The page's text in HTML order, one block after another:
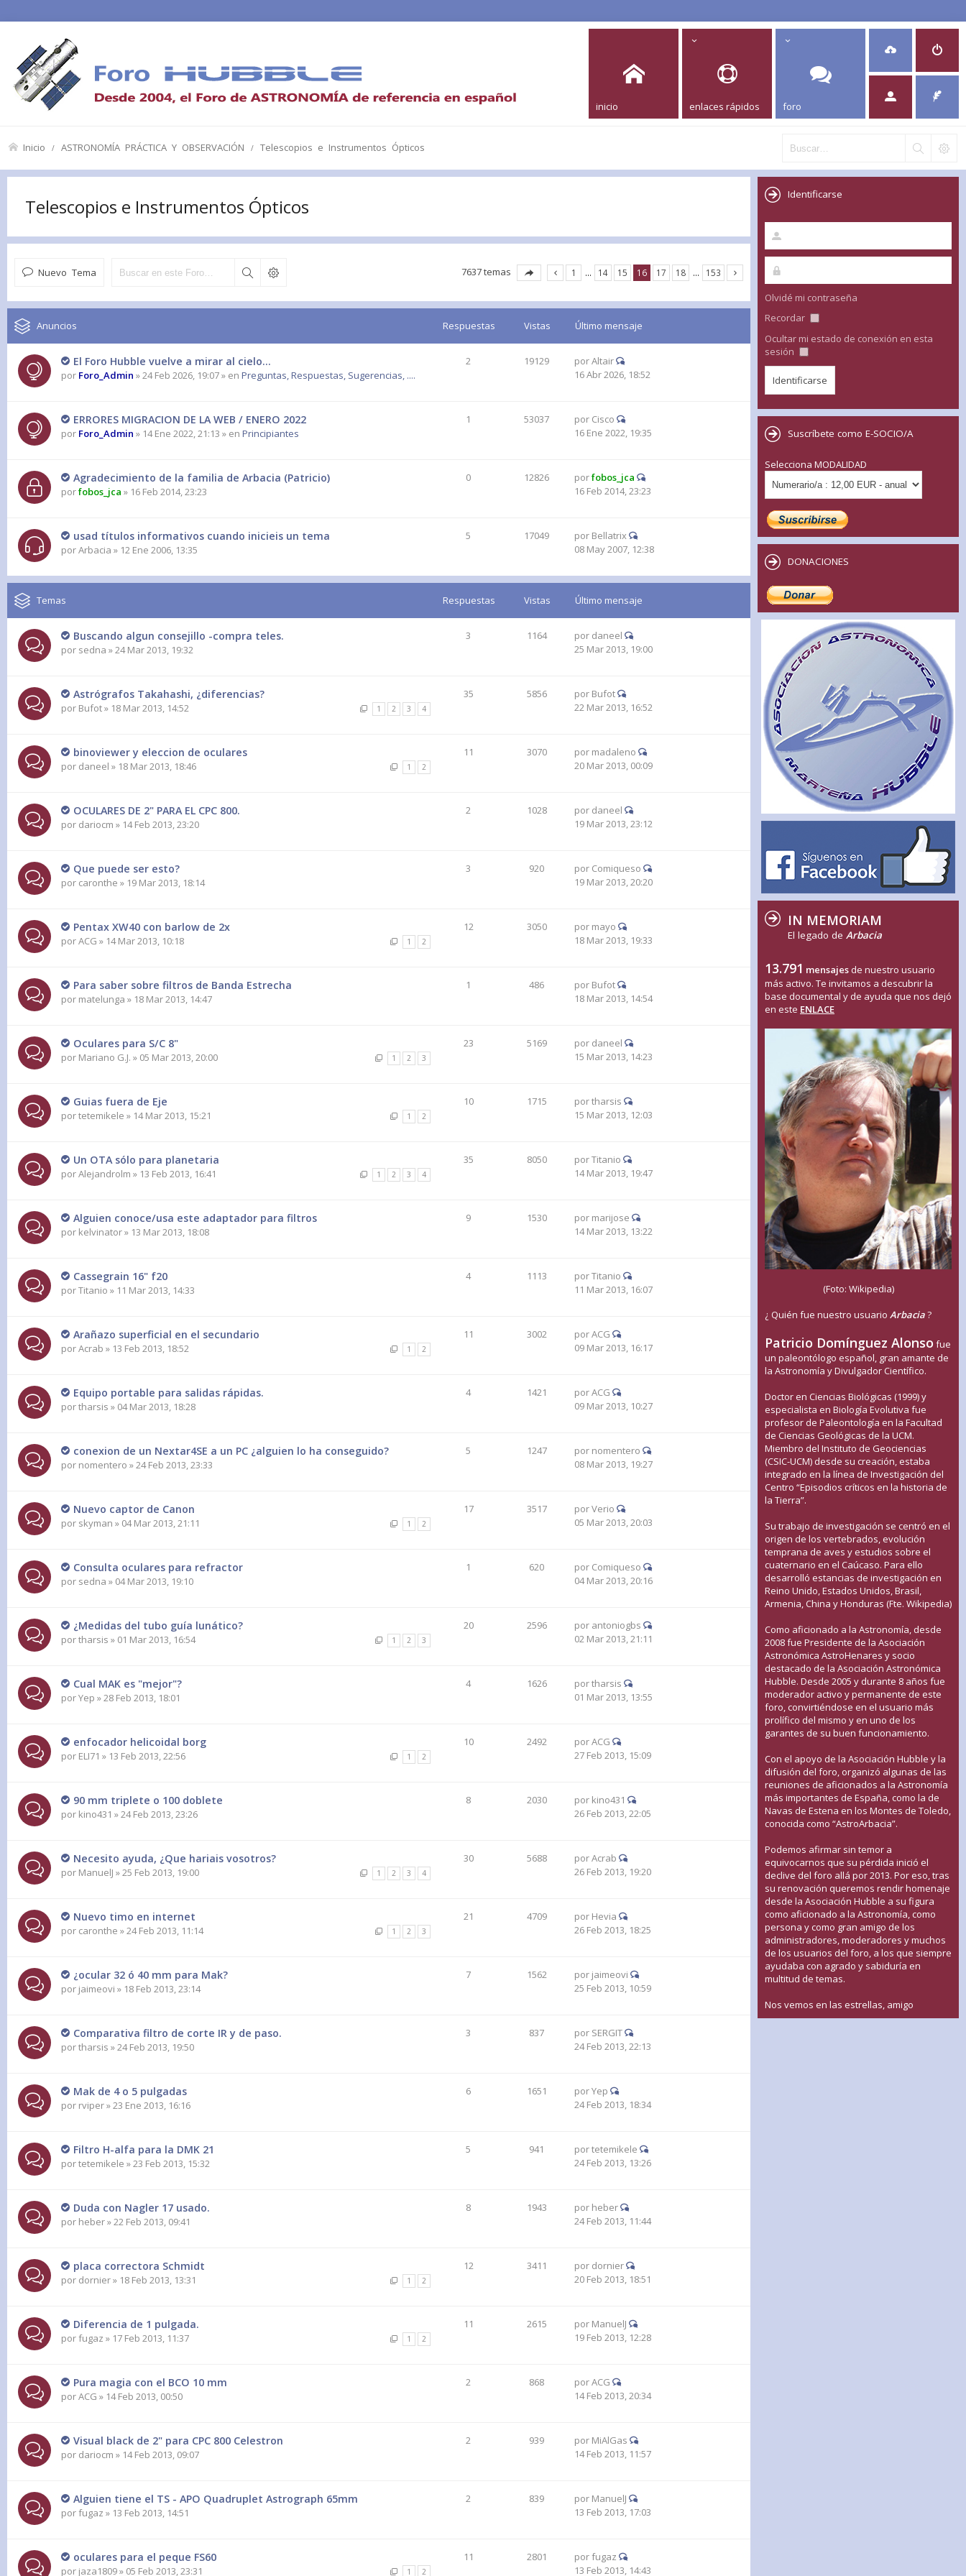
inicio enlaces rápidos foro
Inicio ASTRONOMÍA PRÁCTICA Y OBSERVACIÓN Telescopios e Instrumentos Ópticos
Telescopios e Instrumentos Ópticos
Nuevo Tema 7637 temas 1 … 14 15 16 17 18 … 153
Anuncios Respuestas Vistas Último mensaje
El Foro Hubble vuelve a mirar al cielo...
por Foro_Admin » 24 Feb 2026, 19:07 » en Preguntas, Respuestas, Sugerencias, ....
2 19129 porAltair
16 Abr 2026, 18:52
ERRORES MIGRACION DE LA WEB / ENERO 2022
por Foro_Admin » 14 Ene 2022, 21:13 » en Principiantes
1 53037 por Cisco
16 Ene 2022, 19:35
Agradecimiento de la familia de Arbacia (Patricio)
porfobos_jca » 16 Feb 2014, 23:23
0 12826 porfobos_jca
16 Feb 2014, 23:23
usad títulos informativos cuando inicieis un tema
porArbacia » 12 Ene 2006, 13:35
5 17049 por Bellatrix
08 May 2007, 12:38
Temas Respuestas Vistas Último mensaje
Buscando algun consejillo -compra teles.
por sedna » 24 Mar 2013, 19:32
3 1164 por daneel
25 Mar 2013, 19:00
Astrógrafos Takahashi, ¿diferencias?
1 2 3 4
por Bufot» 18 Mar 2013, 14:52
35 5856 por Bufot
22 Mar 2013, 16:52
binoviewer y eleccion de oculares
1 2
por daneel » 18 Mar 2013, 18:46
11 3070 por madaleno
20 Mar 2013, 00:09
OCULARES DE 2" PARA EL CPC 800.
por dariocm » 14 Feb 2013, 23:20
2 1028 por daneel
19 Mar 2013, 23:12
Que puede ser esto?
por caronthe » 19 Mar 2013, 18:14
3 920 por Comiqueso
19 Mar 2013, 20:20
Pentax XW40 con barlow de 2x
1 2
porACG » 14 Mar 2013, 10:18
12 3050 por mayo
18 Mar 2013, 19:33
Para saber sobre filtros de Banda Estrecha
por matelunga » 18 Mar 2013, 14:47
1 486 por Bufot
18 Mar 2013, 14:54
Oculares para S/C 8"
1 2 3
por Mariano G.J. » 05 Mar 2013, 20:00
23 5169 por daneel
15 Mar 2013, 14:23
Guias fuera de Eje
1 2
portetemikele » 14 Mar 2013, 15:21
10 1715 portharsis
15 Mar 2013, 12:03
Un OTA sólo para planetaria
1 2 3 4
porAlejandrolm » 13 Feb 2013, 16:41
35 8050 porTitanio
14 Mar 2013, 19:47
Alguien conoce/usa este adaptador para filtros
por kelvinator» 13 Mar 2013, 18:08
9 1530 por marijose
14 Mar 2013, 13:22
Cassegrain 16" f20
porTitanio » 11 Mar 2013, 14:33
4 1113 porTitanio
11 Mar 2013, 16:07
Arañazo superficial en el secundario
1 2
porAcrab » 13 Feb 2013, 18:52
11 3002 porACG
09 Mar 2013, 16:17
Equipo portable para salidas rápidas.
portharsis » 04 Mar 2013, 18:28
4 1421 porACG
09 Mar 2013, 10:27
conexion de un Nextar4SE a un PC ¿alguien lo ha conseguido?
por nomentero » 24 Feb 2013, 23:33
5 1247 por nomentero
08 Mar 2013, 19:27
Nuevo captor de Canon
1 2
por skyman » 04 Mar 2013, 21:11
17 3517 porVerio
05 Mar 2013, 20:03
Consulta oculares para refractor
por sedna » 04 Mar 2013, 19:10
1 620 por Comiqueso
04 Mar 2013, 20:16
¿Medidas del tubo guía lunático?
1 2 3
portharsis » 01 Mar 2013, 16:54
20 2596 por antoniogbs
02 Mar 2013, 21:11
Cual MAK es "mejor"?
porYep » 28 Feb 2013, 18:01
4 1626 portharsis
01 Mar 2013, 13:55
enfocador helicoidal borg
1 2
por ELI71 » 13 Feb 2013, 22:56
10 2492 porACG
27 Feb 2013, 15:09
90 mm triplete o 100 doblete
por kino431 » 24 Feb 2013, 23:26
8 2030 por kino431
26 Feb 2013, 22:05
Necesito ayuda, ¿Que hariais vosotros?
1 2 3 4
por ManuelJ » 25 Feb 2013, 19:00
30 5688 porAcrab
26 Feb 2013, 19:20
Nuevo timo en internet
1 2 3
por caronthe » 24 Feb 2013, 11:14
21 4709 por Hevia
26 Feb 2013, 18:25
¿ocular 32 ó 40 mm para Mak?
por jaimeovi » 18 Feb 2013, 23:14
7 1562 por jaimeovi
25 Feb 2013, 10:59
Comparativa filtro de corte IR y de paso.
portharsis » 24 Feb 2013, 19:50
3 837 por SERGIT
24 Feb 2013, 22:13
Mak de 4 o 5 pulgadas
por rviper» 23 Ene 2013, 16:16
6 1651 porYep
24 Feb 2013, 18:34
Filtro H-alfa para la DMK 21
portetemikele » 23 Feb 2013, 15:32
5 941 portetemikele
24 Feb 2013, 13:26
Duda con Nagler 17 usado.
por heber» 22 Feb 2013, 09:41
8 1943 por heber
24 Feb 2013, 11:44
placa correctora Schmidt
1 2
por dornier» 18 Feb 2013, 13:31
12 3411 por dornier
20 Feb 2013, 18:51
Diferencia de 1 pulgada.
1 2
porfugaz » 17 Feb 2013, 11:37
11 2615 por ManuelJ
19 Feb 2013, 12:28
Pura magia con el BCO 10 mm
porACG » 14 Feb 2013, 00:50
2 868 porACG
14 Feb 2013, 20:34
Visual black de 2" para CPC 800 Celestron
por dariocm » 14 Feb 2013, 09:07
2 939 por MiAlGas
14 Feb 2013, 11:57
Alguien tiene el TS - APO Quadruplet Astrograph 65mm
porfugaz » 13 Feb 2013, 14:51
2 839 por ManuelJ
13 Feb 2013, 17:03
oculares para el peque FS60
1 2
por jaza1809» 05 Feb 2013, 23:31
11 2801 porfugaz
13 Feb 2013, 14:43
Identificarse
Olvidé mi contraseña
Recordar
Ocultar mi estado de conexión en esta
sesión
Suscríbete como E-SOCIO/A
Selecciona MODALIDAD
DONACIONES
IN MEMORIAM
El legado de Arbacia
13.791 mensajes de nuestro usuario
más activo. Te invitamos a descubrir la
base documental y de ayuda que nos dejó
en este ENLACE
(Foto: Wikipedia)
¿ Quién fue nuestro usuario Arbacia?
Patricio Domínguez Alonso fue
un paleontólogo español, gran amante de
la Astronomía y Divulgador Científico.
Doctor en Ciencias Biológicas (1999) y
especialista en Biología Evolutiva fue
profesor de Paleontología en la Facultad
de Ciencias Geológicas de la UCM.
Miembro del Instituto de Geociencias
(CSIC-UCM) desde su creación, estaba
integrado en la línea de Investigación del
Centro “Episodios críticos en la historia de
la Tierra”.
Su trabajo de investigación se centró en el
origen de los vertebrados, evolución
temprana de aves y estudios sobre el
cuaternario en el Caúcaso. Para ello
desarrolló estancias de investigación en
Reino Unido, Estados Unidos, Brasil,
Armenia, China y Honduras (Fte. Wikipedia)
Como aficionado a la Astronomía, desde
2008 fue Presidente de la Asociación
Astronómica AstroHenares y socio
destacado de la Asociación Astronómica
Hubble. Desde 2005 y durante 8 años fue
moderador activo y permanente de este
foro, convirtiéndose en el usuario más
prolífico del mismo y en uno de los
garantes de su buen funcionamiento.
Con el apoyo de la Asociación Hubble y la
difusión del foro, organizó algunas de las
reuniones de aficionados a la Astronomía
más importantes de España, como la de
Navas de Estena en los Montes de Toledo,
conocida como “AstroArbacia”.
Podemos afirmar sin temor a
equivocarnos que su pérdida inició el
declive del foro allá por 2013. Por eso, tras
su renovación queremos rendir homenaje
desde la Asociación Hubble a su figura
como aficionado a la Astronomía, como
persona y como gran amigo de los
administradores, moderadores y muchos
de los usuarios del foro, a los que siempre
ayudaba con agrado y sabiduría en
multitud de temas.
Nos vemos en las estrellas, amigo